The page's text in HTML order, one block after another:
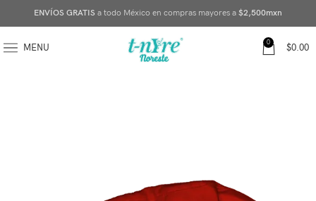
ENVÍOS GRATIS a todo México en compras mayores a $2,500mxn
MENU 0 $0.00